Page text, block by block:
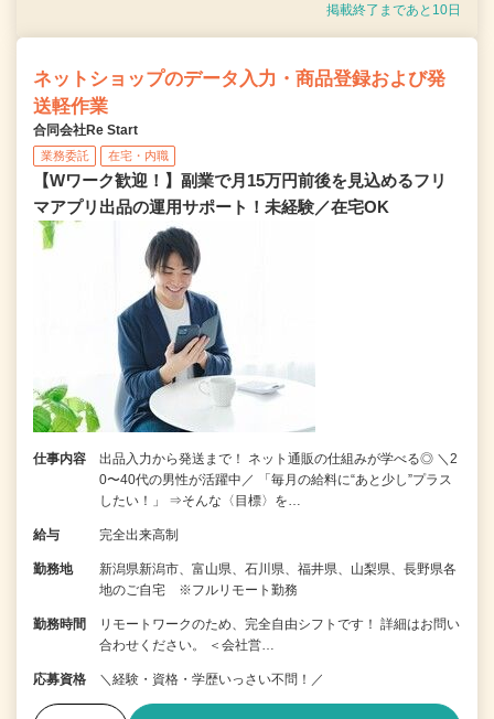
掲載終了まであと10日
ネットショップのデータ入力・商品登録および発
送軽作業
合同会社Re Start
業務委託 在宅・内職
【Wワーク歓迎！】副業で月15万円前後を見込めるフリ
マアプリ出品の運用サポート！未経験／在宅OK
仕事内容
出品入力から発送まで！ ネット通販の仕組みが学べる◎ ＼2
0〜40代の男性が活躍中／ 「毎月の給料に“あと少し”プラス
したい！」 ⇒そんな〈目標〉を…
給与 完全出来高制
勤務地
新潟県新潟市、富山県、石川県、福井県、山梨県、長野県各
地のご自宅 ※フルリモート勤務
勤務時間
リモートワークのため、完全自由シフトです！ 詳細はお問い
合わせください。 ＜会社営…
応募資格 ＼経験・資格・学歴いっさい不問！／